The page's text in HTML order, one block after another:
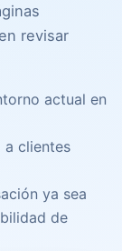
revisar
actual en
a clientes
ya sea
de